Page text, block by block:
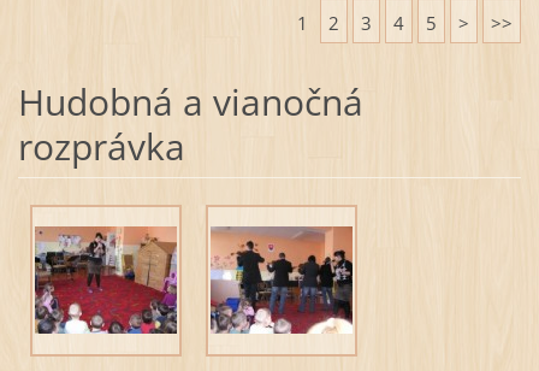
1 2 3 4 5 > >>
Hudobná a vianočná
rozprávka